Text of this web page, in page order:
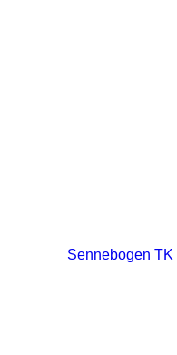
Sennebogen